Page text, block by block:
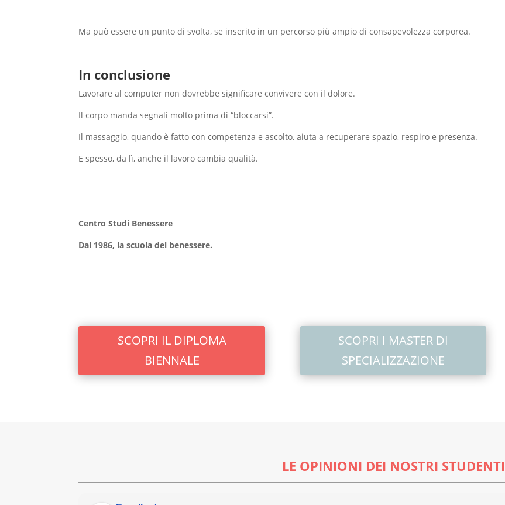
Ma può essere un punto di svolta, se inserito in un percorso più ampio di consapevolezza corporea.
In conclusione
Lavorare al computer non dovrebbe significare convivere con il dolore.
Il corpo manda segnali molto prima di “bloccarsi”.
Il massaggio, quando è fatto con competenza e ascolto, aiuta a recuperare spazio, respiro e presenza.
E spesso, da lì, anche il lavoro cambia qualità.
Centro Studi Benessere
Dal 1986, la scuola del benessere.
SCOPRI IL DIPLOMA
BIENNALE
SCOPRI I MASTER DI
SPECIALIZZAZIONE
LE OPINIONI DEI NOSTRI STUDENTI